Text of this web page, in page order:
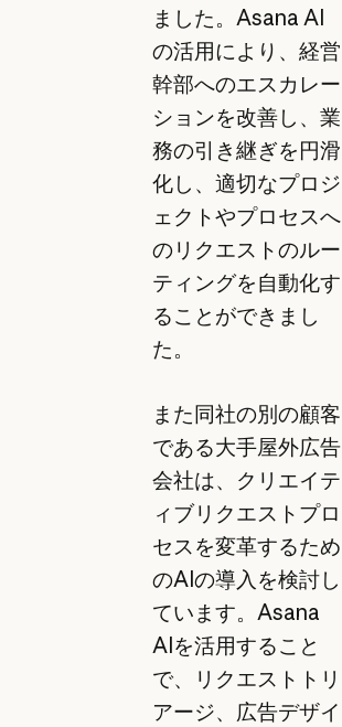
ました。Asana AI
の活用により、経営
幹部へのエスカレー
ションを改善し、業
務の引き継ぎを円滑
化し、適切なプロジ
ェクトやプロセスへ
のリクエストのルー
ティングを自動化す
ることができまし
た。
また同社の別の顧客
である大手屋外広告
会社は、クリエイテ
ィブリクエストプロ
セスを変革するため
のAIの導入を検討し
ています。Asana
AIを活用すること
で、リクエストトリ
アージ、広告デザイ